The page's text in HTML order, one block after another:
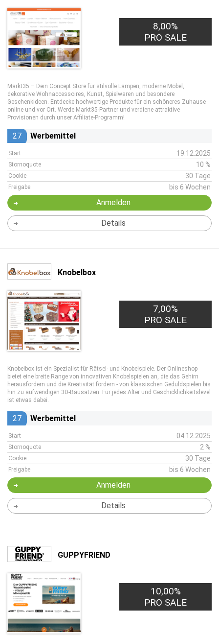
8,00%
PRO SALE
Markt35 – Dein Concept Store für stilvolle Lampen, moderne Möbel,
dekorative Wohnaccessoires, Kunst, Spielwaren und besondere
Geschenkideen. Entdecke hochwertige Produkte für ein schöneres Zuhause
online und vor Ort. Werde Markt35-Partner und verdiene attraktive
Provisionen durch unser Affiliate-Programm!
27 Werbemittel
Start 19.12.2025
Stornoquote 10 %
Cookie 30 Tage
Freigabe bis 6 Wochen
Anmelden
Details
Knobelbox
7,00%
PRO SALE
Knobelbox ist ein Spezialist für Rätsel- und Knobelspiele. Der Onlineshop
bietet eine breite Range von innovativen Knobelspielen an, die das Gehirn
herausfordern und die Kreativität fördern - von klassischen Geduldspielen bis
hin zu aufwendigen 3D-Bausätzen. Für jedes Alter und Geschicklichkeitslevel
ist etwas dabei.
27 Werbemittel
Start 04.12.2025
Stornoquote 2 %
Cookie 30 Tage
Freigabe bis 6 Wochen
Anmelden
Details
GUPPYFRIEND
10,00%
PRO SALE